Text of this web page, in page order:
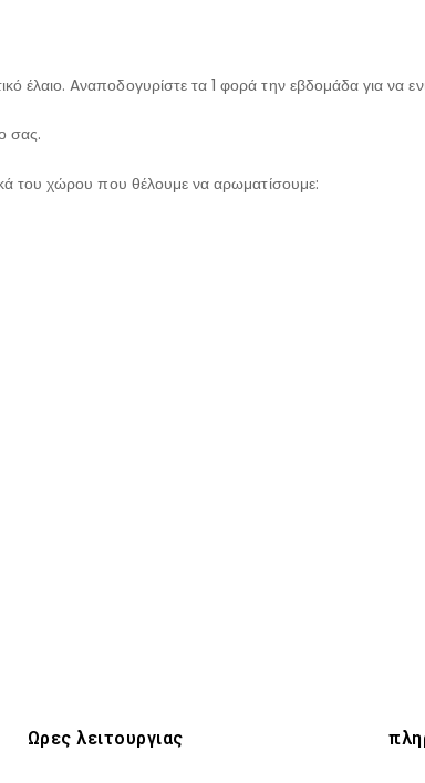
Aναποδογυρίστε τα 1 φορά την εβδομάδα για να
σας.
του χώρου που θέλουμε να αρωματίσουμε:
Ωρες λειτουργιας